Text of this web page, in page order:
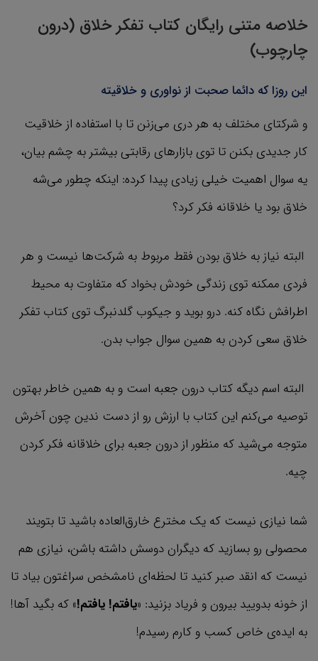
خلاصه متنی رایگان کتاب تفکر خلاق (درون
چارچوب)
این روزا که دائما صحبت از نواوری و خلاقیته
و شرکتای مختلف به هر دری می‌زنن تا با استفاده از خلاقیت
کار جدیدی بکنن تا توی بازارهای رقابتی بیشتر به چشم بیان،
یه سوال اهمیت خیلی زیادی پیدا کرده: اینکه چطور می‌شه
خلاق بود یا خلاقانه فکر کرد؟
البته نیاز به خلاق بودن فقط مربوط به شرکت‌ها نیست و هر
فردی ممکنه توی زندگی خودش بخواد که متفاوت به محیط
اطرافش نگاه کنه. درو بوید و جیکوب گلدنبرگ توی کتاب تفکر
خلاق سعی کردن به همین سوال جواب بدن.
البته اسم دیگه کتاب درون جعبه است و به همین خاطر بهتون
توصیه می‌کنم این کتاب با ارزش رو از دست ندین چون آخرش
متوجه می‌شید که منظور از درون جعبه برای خلاقانه فکر کردن
چیه.
شما نیازی نیست که یک مخترع خارق‌العاده باشید تا بتویند
محصولی رو بسازید که دیگران دوسش داشته باشن، نیازی هم
نیست که انقد صبر کنید تا لحظه‌ای نامشخص سراغتون بیاد تا
از خونه بدویید بیرون و فریاد بزنید: «یافتم! یافتم!» که بگید آها!
به ایده‌ی خاص کسب و کارم رسیدم!